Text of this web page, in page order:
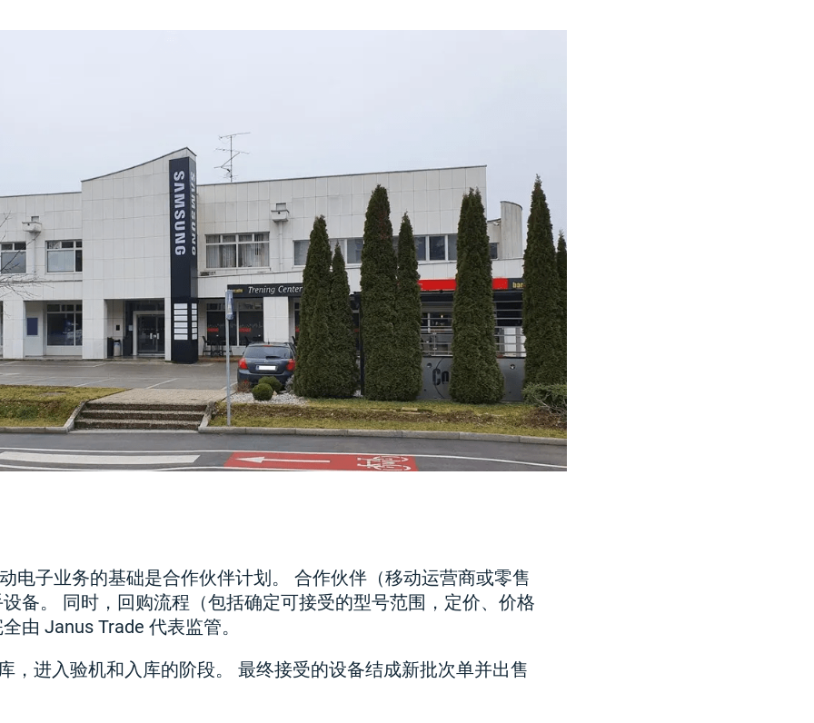
电子业务的基础是合作伙伴计划。 合作伙伴（移动运营商或零售
备。 同时，回购流程（包括确定可接受的型号范围，定价、价格
由 Janus Trade 代表监管。
，进入验机和入库的阶段。 最终接受的设备结成新批次单并出售